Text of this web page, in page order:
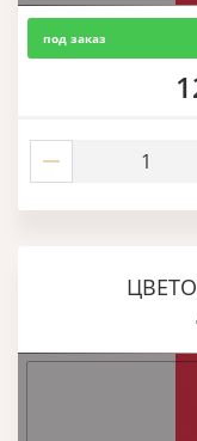
под заказ